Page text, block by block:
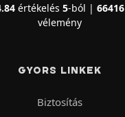
értékelés 5-ból | 66416
vélemény
GYORS LINKEK
Biztosítás